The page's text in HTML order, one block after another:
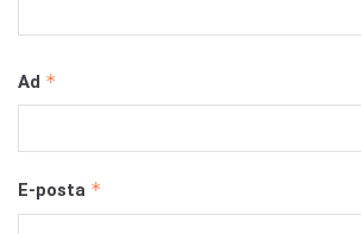
Ad *
E-posta *